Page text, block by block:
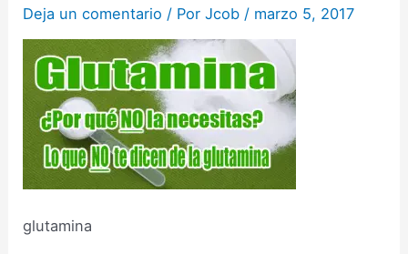
Deja un comentario / PorJcob / marzo 5, 2017
glutamina